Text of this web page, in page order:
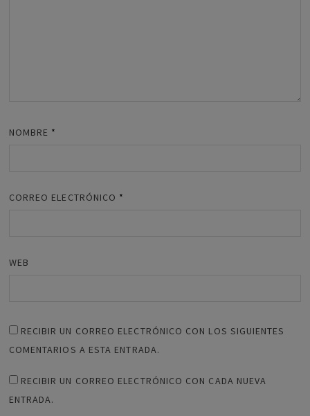
NOMBRE *
CORREO ELECTRÓNICO *
WEB
RECIBIR UN CORREO ELECTRÓNICO CON LOS SIGUIENTES
COMENTARIOS A ESTA ENTRADA.
RECIBIR UN CORREO ELECTRÓNICO CON CADA NUEVA
ENTRADA.